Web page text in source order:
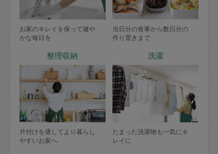
お家のキレイを保って健や
かな毎日を
当日分の食事から数日分の
作り置きまで
整理収納
片付けを通してより暮らし
やすいお家へ
洗濯
たまった洗濯物も一気にキ
レイに